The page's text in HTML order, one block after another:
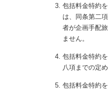
包括料金特約
は、同条第二
者が企画手配
ません。
包括料金特約
八項までの定
包括料金特約